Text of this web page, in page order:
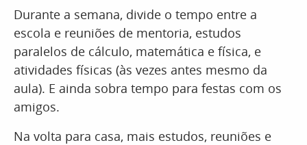
Durante a semana, divide o tempo entre a
escola e reuniões de mentoria, estudos
paralelos de cálculo, matemática e física, e
atividades físicas (às vezes antes mesmo da
aula). E ainda sobra tempo para festas com os
amigos.
Na volta para casa, mais estudos, reuniões e